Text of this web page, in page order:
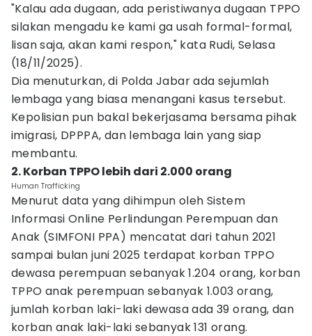
"Kalau ada dugaan, ada peristiwanya dugaan TPPO
silakan mengadu ke kami ga usah formal-formal,
lisan saja, akan kami respon," kata Rudi, Selasa
(18/11/2025).
Dia menuturkan, di Polda Jabar ada sejumlah
lembaga yang biasa menangani kasus tersebut.
Kepolisian pun bakal bekerjasama bersama pihak
imigrasi, DPPPA, dan lembaga lain yang siap
membantu.
2. Korban TPPO lebih dari 2.000 orang
Human Trafficking
Menurut data yang dihimpun oleh Sistem
Informasi Online Perlindungan Perempuan dan
Anak (SIMFONI PPA) mencatat dari tahun 2021
sampai bulan juni 2025 terdapat korban TPPO
dewasa perempuan sebanyak 1.204 orang, korban
TPPO anak perempuan sebanyak 1.003 orang,
jumlah korban laki-laki dewasa ada 39 orang, dan
korban anak laki-laki sebanyak 131 orang.